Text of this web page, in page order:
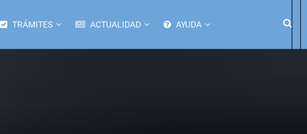
TRÁMITES ACTUALIDAD AYUDA